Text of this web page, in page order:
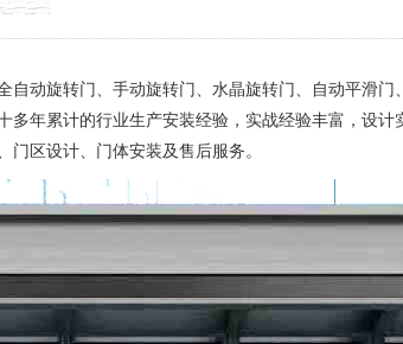
动旋转门、手动旋转门、水晶旋转门、自动平滑门
多年累计的行业生产安装经验，实战经验丰富，设计
区设计、门体安装及售后服务。